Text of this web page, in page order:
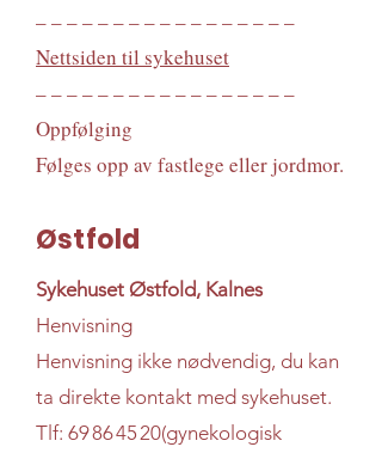
– – – – – – – – – – – – – – – – –
Nettsiden til sykehuset
– – – – – – – – – – – – – – – – –
Oppfølging
Følges opp av fastlege eller jordmor.
Østfold
Sykehuset Østfold, Kalnes
Henvisning
Henvisning ikke nødvendig, du kan
ta direkte kontakt med sykehuset.
Tlf: 69 86 45 20(gynekologisk